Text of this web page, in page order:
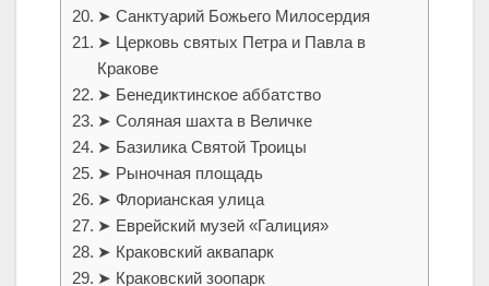
➤ Санктуарий Божьего Милосердия
➤ Церковь святых Петра и Павла в
Кракове
➤ Бенедиктинское аббатство
➤ Соляная шахта в Величке
➤ Базилика Святой Троицы
➤ Рыночная площадь
➤ Флорианская улица
➤ Еврейский музей «Галиция»
➤ Краковский аквапарк
➤ Краковский зоопарк